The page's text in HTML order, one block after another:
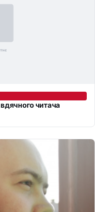
читача